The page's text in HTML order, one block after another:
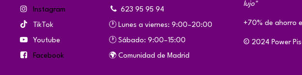
Instagram
TikTok
Youtube
Facebook
623 95 95 94
🕐 Lunes a viernes: 9:00–20:00
🕐 Sábado: 9:00–15:00
🌍 Comunidad de Madrid
lujo"
+70% de ahorro
© 2024 Power